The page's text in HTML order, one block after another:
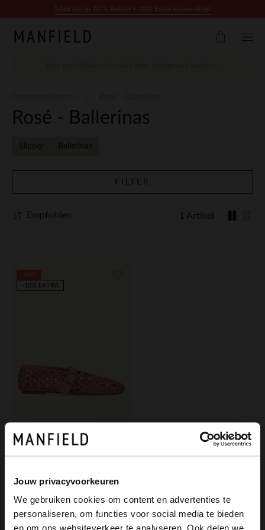
Jouw privacyvoorkeuren
We gebruiken cookies om content en advertenties te
personaliseren, om functies voor social media te bieden
Rosé - Ballerinas
Slipper Ballerinas
FILTER
1 Artikel
Empfohlen
Manfield
Rosafarbene Ballerinas in Flecht-Optik
-10% EXTRA